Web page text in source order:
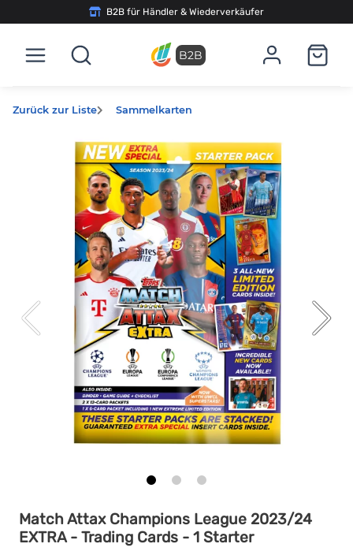
B2B für Händler & Wiederverkäufer
B2B
Zurück zur Liste Sammelkarten
Match Attax Champions League 2023/24
EXTRA - Trading Cards - 1 Starter